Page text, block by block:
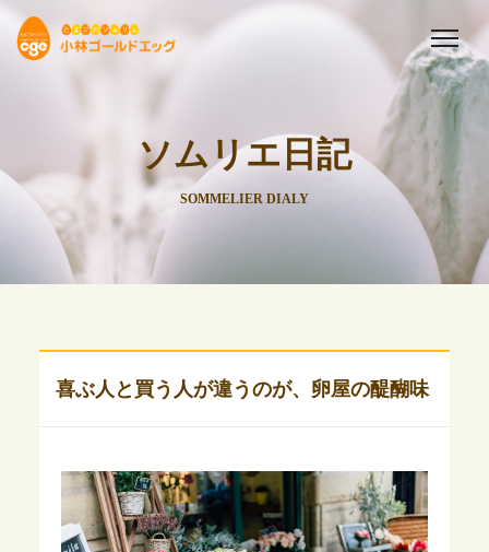
ソムリエ日記
SOMMELIER DIALY
喜ぶ人と買う人が違うのが、卵屋の醍醐味